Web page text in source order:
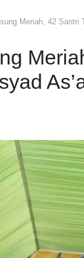
Meriah, 42 Santri